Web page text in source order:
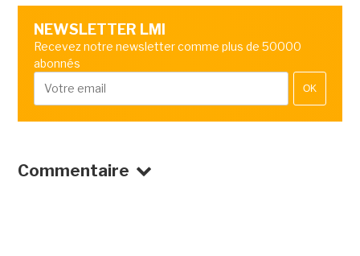
NEWSLETTER LMI
Recevez notre newsletter comme plus de 50000
abonnés
OK
Commentaire